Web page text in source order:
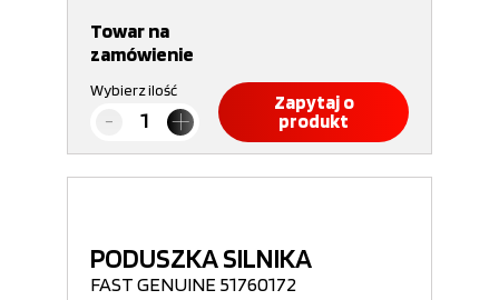
Towar na
zamówienie
Wybierz ilość
Zapytaj o
produkt
PODUSZKA SILNIKA
FAST GENUINE 51760172